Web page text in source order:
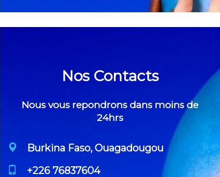
Nos Contacts
Nous vous repondrons dans moins de
24hrs
Burkina Faso, Ouagadougou
+226 76837604